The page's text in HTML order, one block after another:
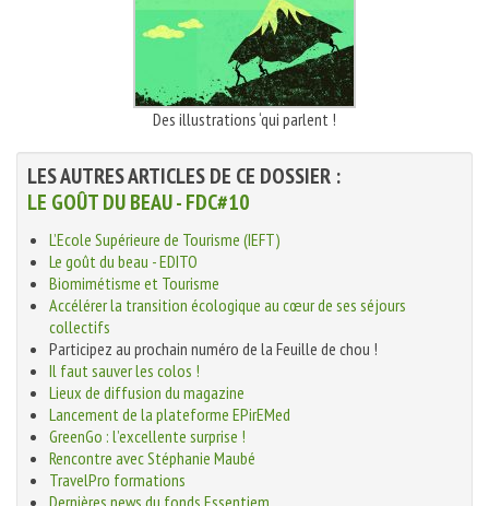
Des illustrations ‘qui parlent !
LES AUTRES ARTICLES DE CE DOSSIER :
LE GOÛT DU BEAU - FDC#10
L’Ecole Supérieure de Tourisme (IEFT)
Le goût du beau - EDITO
Biomimétisme et Tourisme
Accélérer la transition écologique au cœur de ses séjours
collectifs
Participez au prochain numéro de la Feuille de chou !
Il faut sauver les colos !
Lieux de diffusion du magazine
Lancement de la plateforme EPirEMed
GreenGo : l’excellente surprise !
Rencontre avec Stéphanie Maubé
TravelPro formations